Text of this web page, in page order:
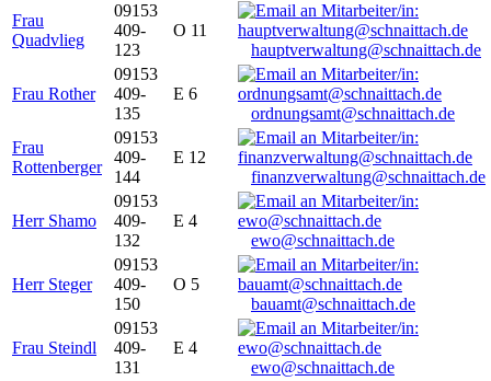
Frau
Quadvlieg
09153
409-
123
O 11
hauptverwaltung@schnaittach.de
Frau Rother
09153
409-
135
E 6
ordnungsamt@schnaittach.de
Frau
Rottenberger
09153
409-
144
E 12
finanzverwaltung@schnaittach.de
Herr Shamo
09153
409-
132
E 4
ewo@schnaittach.de
Herr Steger
09153
409-
150
O 5
bauamt@schnaittach.de
Frau Steindl
09153
409-
131
E 4
ewo@schnaittach.de